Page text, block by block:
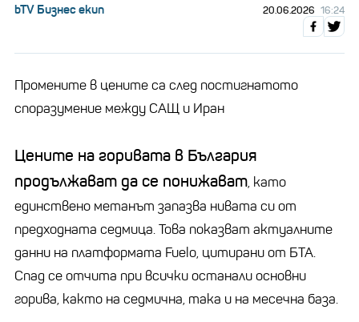
bTV Бизнес екип 20.06.2026 16:24
Промените в цените са след постигнатото
споразумение между САЩ и Иран
Цените на горивата в България
продължават да се понижават, като
единствено метанът запазва нивата си от
предходната седмица. Това показват актуалните
данни на платформата Fuelo, цитирани от БТА.
Спад се отчита при всички останали основни
горива, както на седмична, така и на месечна база.